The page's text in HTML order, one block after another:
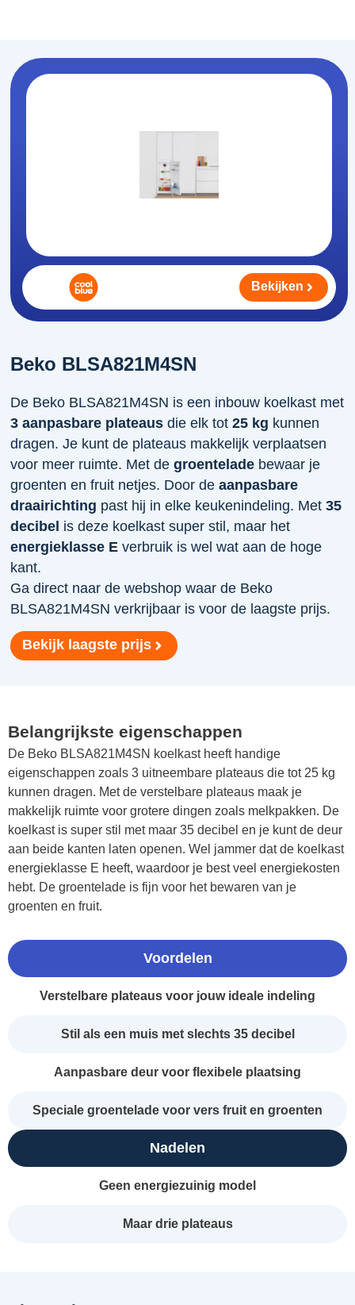
Beko BLSA821M4SN
De Beko BLSA821M4SN is een inbouw koelkast met
3 aanpasbare plateaus die elk tot25 kg kunnen
dragen. Je kunt de plateaus makkelijk verplaatsen
voor meer ruimte. Met degroentelade bewaar je
groenten en fruit netjes. Door deaanpasbare
draairichting past hij in elke keukenindeling. Met35
decibel is deze koelkast super stil, maar het
energieklasse E verbruik is wel wat aan de hoge
kant.
Ga direct naar de webshop waar de Beko
BLSA821M4SN verkrijbaar is voor de laagste prijs.
Bekijk laagste prijs
Bekijken
Belangrijkste eigenschappen
De Beko BLSA821M4SN koelkast heeft handige
eigenschappen zoals 3 uitneembare plateaus die tot 25 kg
kunnen dragen. Met de verstelbare plateaus maak je
makkelijk ruimte voor grotere dingen zoals melkpakken. De
koelkast is super stil met maar 35 decibel en je kunt de deur
aan beide kanten laten openen. Wel jammer dat de koelkast
energieklasse E heeft, waardoor je best veel energiekosten
hebt. De groentelade is fijn voor het bewaren van je
groenten en fruit.
Voordelen
Verstelbare plateaus voor jouw ideale indeling
Stil als een muis met slechts 35 decibel
Aanpasbare deur voor flexibele plaatsing
Speciale groentelade voor vers fruit en groenten
Nadelen
Geen energiezuinig model
Maar drie plateaus